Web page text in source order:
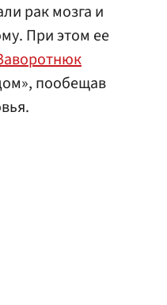
рак мозга и
При этом ее
пообещав